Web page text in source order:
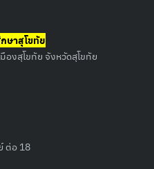
ษาสุโขทัย
งสุโขทัย จังหวัดสุโขทัย
ต่อ 18